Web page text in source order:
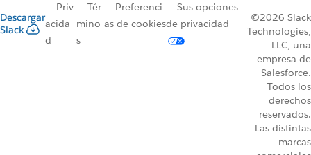
Descargar
Slack
Priv
acida
d
Tér
mino
s
Preferenci
as de cookies
Sus opciones
de privacidad
©2026 Slack
Technologies,
LLC, una
empresa de
Salesforce.
Todos los
derechos
reservados.
Las distintas
marcas